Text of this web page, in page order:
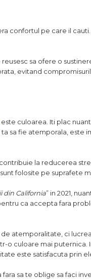
confortul pe care il
sa ofere o
evitand
este culoarea. Iti plac
sa fie atemporala, este
la reducerea
folosite pe suprafete
din California” in 2021,
ca accepta fara
de atemporalitate, ci
o culoare mai
este satisfacuta prin
sa te oblige sa faci